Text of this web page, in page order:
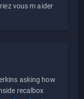
vous m aider
asking how
recalbox